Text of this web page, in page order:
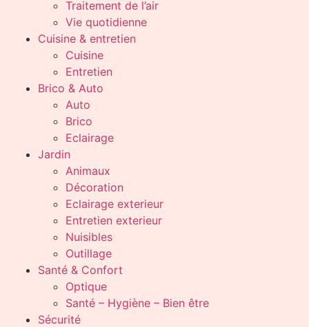
Traitement de l’air
Vie quotidienne
Cuisine & entretien
Cuisine
Entretien
Brico & Auto
Auto
Brico
Eclairage
Jardin
Animaux
Décoration
Eclairage exterieur
Entretien exterieur
Nuisibles
Outillage
Santé & Confort
Optique
Santé – Hygiène – Bien être
Sécurité